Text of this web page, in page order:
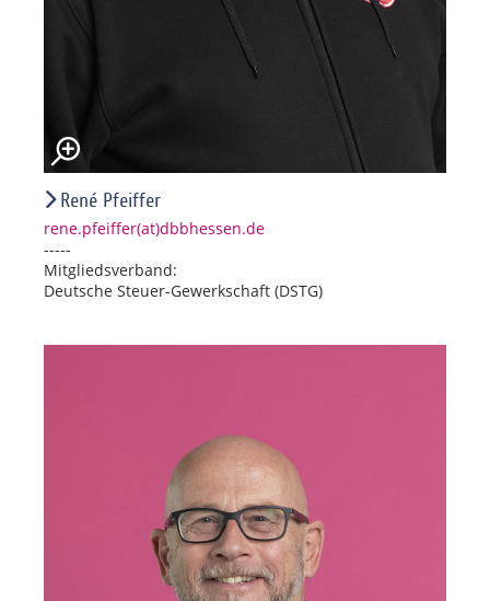
René Pfeiffer
rene.pfeiffer(at)dbbhessen.de
-----
Mitgliedsverband:
Deutsche Steuer-Gewerkschaft (DSTG)